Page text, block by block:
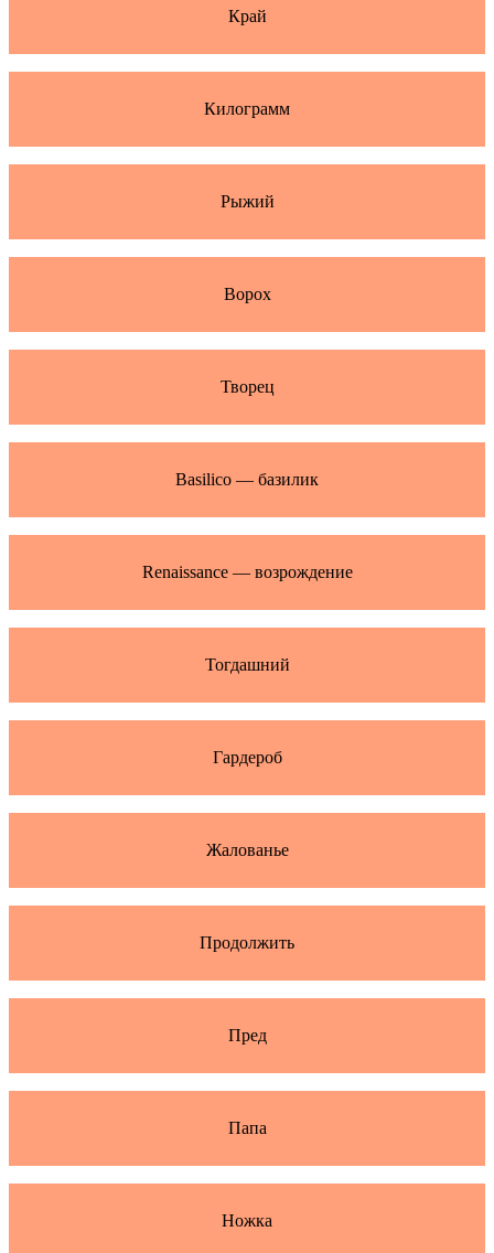
Край
Килограмм
Рыжий
Ворох
Творец
Basilico — базилик
Renaissance — возрождение
Тогдашний
Гардероб
Жалованье
Продолжить
Пред
Папа
Ножка